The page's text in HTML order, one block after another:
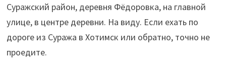
Суражский район, деревня Фёдоровка, на главной
улице, в центре деревни. На виду. Если ехать по
дороге из Суража в Хотимск или обратно, точно не
проедите.